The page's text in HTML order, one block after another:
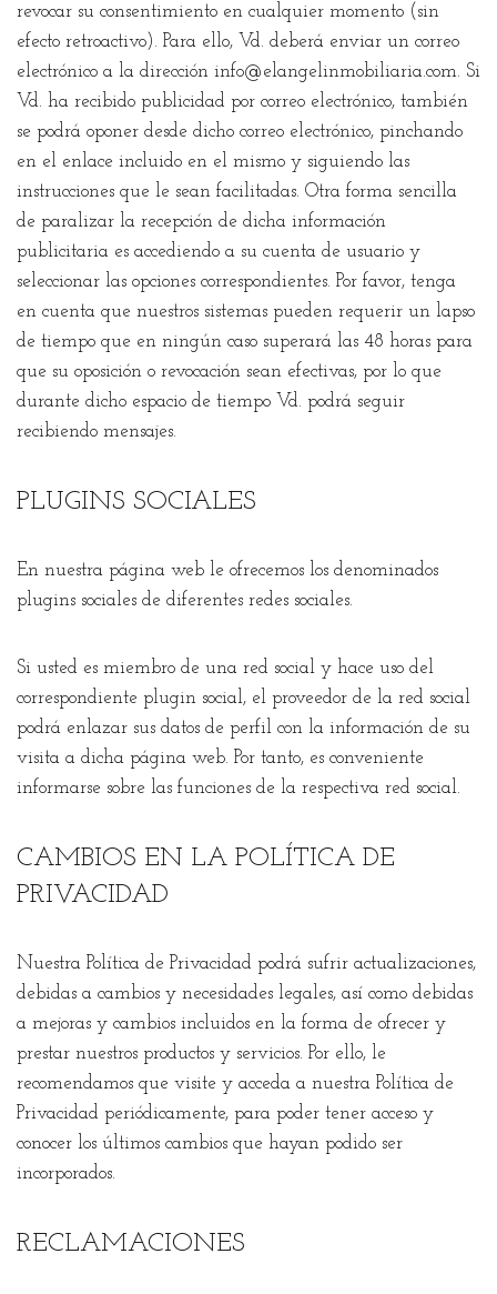
revocar su consentimiento en cualquier momento (sin
efecto retroactivo). Para ello, Vd. deberá enviar un correo
electrónico a la dirección info@elangelinmobiliaria.com. Si
Vd. ha recibido publicidad por correo electrónico, también
se podrá oponer desde dicho correo electrónico, pinchando
en el enlace incluido en el mismo y siguiendo las
instrucciones que le sean facilitadas. Otra forma sencilla
de paralizar la recepción de dicha información
publicitaria es accediendo a su cuenta de usuario y
seleccionar las opciones correspondientes. Por favor, tenga
en cuenta que nuestros sistemas pueden requerir un lapso
de tiempo que en ningún caso superará las 48 horas para
que su oposición o revocación sean efectivas, por lo que
durante dicho espacio de tiempo Vd. podrá seguir
recibiendo mensajes.
PLUGINS SOCIALES
En nuestra página web le ofrecemos los denominados
plugins sociales de diferentes redes sociales.
Si usted es miembro de una red social y hace uso del
correspondiente plugin social, el proveedor de la red social
podrá enlazar sus datos de perfil con la información de su
visita a dicha página web. Por tanto, es conveniente
informarse sobre las funciones de la respectiva red social.
CAMBIOS EN LA POLÍTICA DE
PRIVACIDAD
Nuestra Política de Privacidad podrá sufrir actualizaciones,
debidas a cambios y necesidades legales, así como debidas
a mejoras y cambios incluidos en la forma de ofrecer y
prestar nuestros productos y servicios. Por ello, le
recomendamos que visite y acceda a nuestra Política de
Privacidad periódicamente, para poder tener acceso y
conocer los últimos cambios que hayan podido ser
incorporados.
RECLAMACIONES